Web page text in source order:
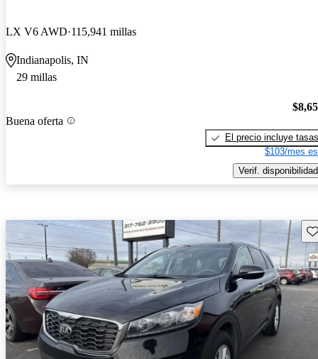
LX V6 AWD 115,941 millas
Indianapolis, IN
29 millas
Buena oferta
El precio incluye tasas
$103/mes
Verif. disponibilidad